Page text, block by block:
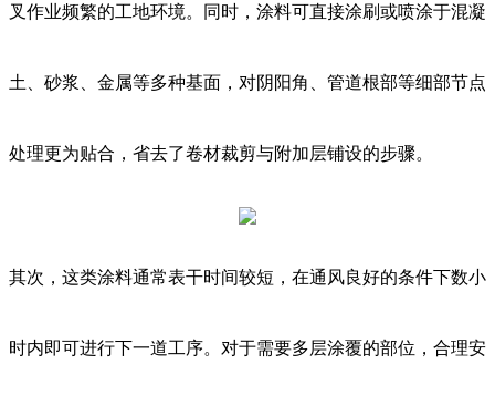
叉作业频繁的工地环境。同时，涂料可直接涂刷或喷涂于混凝
土、砂浆、金属等多种基面，对阴阳角、管道根部等细部节点
处理更为贴合，省去了卷材裁剪与附加层铺设的步骤。
其次，这类涂料通常表干时间较短，在通风良好的条件下数小
时内即可进行下一道工序。对于需要多层涂覆的部位，合理安